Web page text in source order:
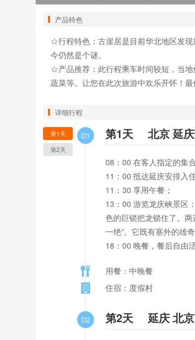
产品特色
☆行程特色：古崖居是目前华北地区发
今仍然是个谜。
☆产品推荐：此行程乘车时间较短，当
蔬菜等。让您在此次旅游中欢乐开怀！
详细行程
第1天
第2天
D1 第1天 北京 延庆
08：00 在客人指定的集
11：00 抵达延庆安排入
11：30 享用午餐；
13：00 游览龙庆峡景区
色的巨锁把龙锁住了。
一绝”。它既有塞外的雄
18：00 晚餐，餐后自由
用餐：中晚餐
住宿：度假村
D2 第2天 延庆 北京